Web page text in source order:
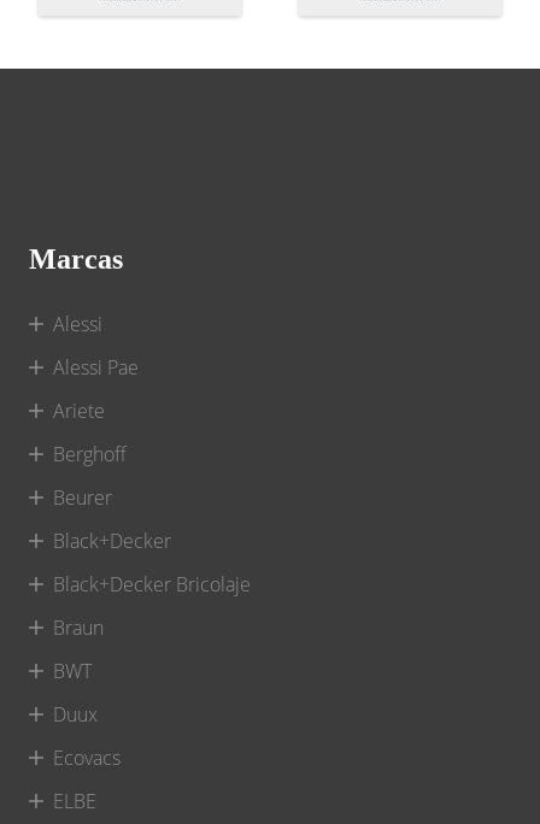
Marcas
Alessi
Alessi Pae
Ariete
Berghoff
Beurer
Black+Decker
Black+Decker Bricolaje
Braun
BWT
Duux
Ecovacs
ELBE